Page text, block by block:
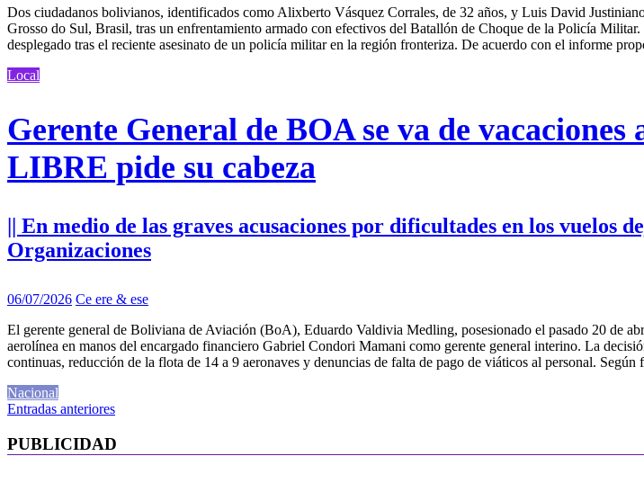
Dos ciudadanos bolivianos, identificados como Alixberto Vásquez Corrales, de 32 años, y Luis David
Grosso do Sul, Brasil, tras un enfrentamiento armado con efectivos del Batallón de Choque de la Policía
desplegado tras el reciente asesinato de un policía militar en la región fronteriza. De acuerdo con el informe
Local
Gerente General de BOA se va de
LIBRE pide su cabeza
|| En medio de las graves acusaciones por dificultades en los vuelos
Organizaciones
06/07/2026 Ce ere & ese
El gerente general de Boliviana de Aviación (BoA), Eduardo Valdivia Medling, posesionado el pasado 20 de
aerolínea en manos del encargado financiero Gabriel Condori Mamani como gerente general interino. La
continuas, reducción de la flota de 14 a 9 aeronaves y denuncias de falta de pago de viáticos al personal. Según
Nacional
Navegación
de
entradas
Entradas anteriores
PUBLICIDAD